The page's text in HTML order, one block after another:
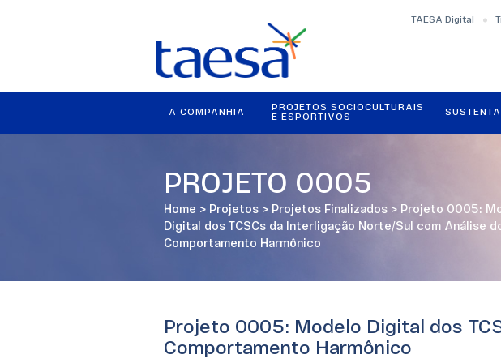
TAESA Digital
A COMPANHIA
PROJETOS SOCIOCULTURAIS
E ESPORTIVOS
PROJETO 0005
Home > Projetos > Projetos Finalizados > Projeto 0005:
Digital dos TCSCs da Interligação Norte/Sul com Análise
Comportamento Harmônico
Projeto 0005: Modelo Digital dos
Comportamento Harmônico